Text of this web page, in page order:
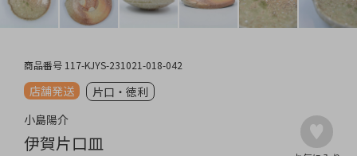
商品番号 117-KJYS-231021-018-042
店舗発送
片口・徳利
小島陽介
伊賀片口皿